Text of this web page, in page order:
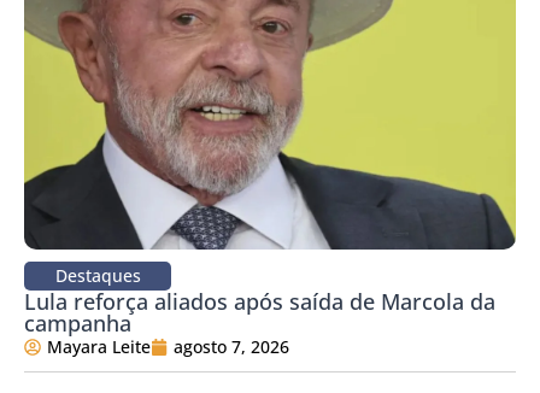
Destaques
Lula reforça aliados após saída de Marcola da
campanha
Mayara Leite agosto 7, 2026